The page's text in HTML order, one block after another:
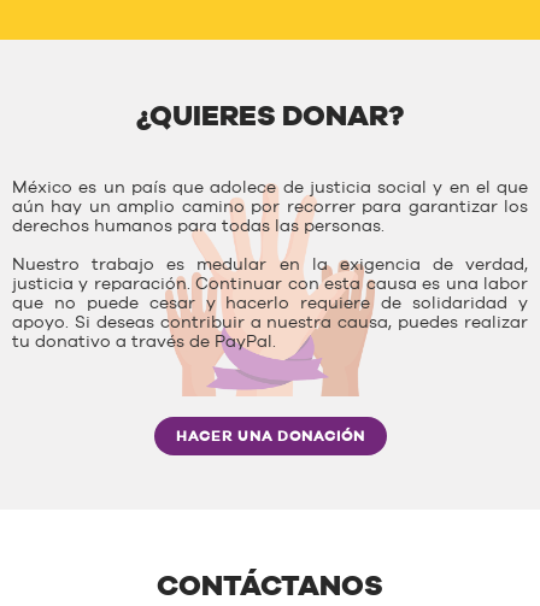
¿QUIERES DONAR?
México es un país que adolece de justicia social y en el que
aún hay un amplio camino por recorrer para garantizar los
derechos humanos para todas las personas.
Nuestro trabajo es medular en la exigencia de verdad,
justicia y reparación. Continuar con esta causa es una labor
que no puede cesar y hacerlo requiere de solidaridad y
apoyo. Si deseas contribuir a nuestra causa, puedes realizar
tu donativo a través de PayPal.
HACER UNA DONACIÓN
CONTÁCTANOS